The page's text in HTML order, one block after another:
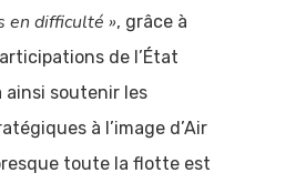
en difficulté », grâce à
de l’État
ainsi soutenir les
à l’image d’Air
toute la flotte est